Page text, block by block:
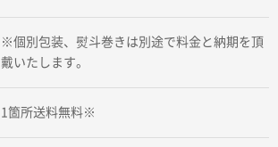
※個別包装、熨斗巻きは別途で料金と納期を頂
戴いたします。
1箇所送料無料※